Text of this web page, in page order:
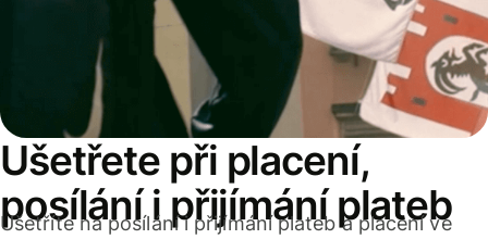
Ušetřete při placení,
posílání i přijímání plateb
Ušetříte na posílání i přijímání plateb a placení ve